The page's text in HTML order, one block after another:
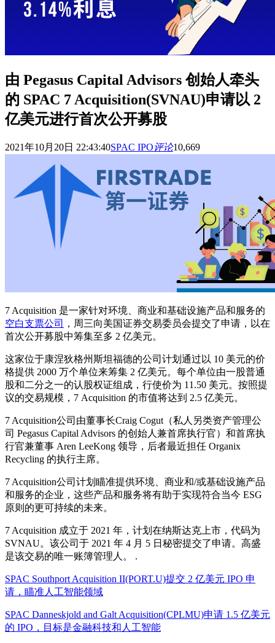
由 Pegasus Capital Advisors 创始人牵头
的 SPAC 7 Acquisition(SVNAU)申请以 2
亿美元进行首次公开募股
2021年10月20日 22:43:40SPAC IPO评论10,669
7 Acquisition 是一家针对环境、商业和基础设施产品和服务的
空白支票公司
，周三向美国证券交易委员会提交了申请，以在
首次公开募股中筹集至多 2 亿美元。
这家位于康涅狄格州斯坦福德的公司计划通过以 10 美元的价
格提供 2000 万个单位来筹集 2 亿美元。每个单位由一股普通
股和二分之一的认股权证组成，行使价为 11.50 美元。按照提
议的交易规模，7 Acquisition 的市值将达到 2.5 亿美元。
7 Acquisition公司由董事长Craig Cogut（私人另类资产管理公
司 Pegasus Capital Advisors 的创始人兼首席执行官）和首席执
行官兼董事 Aren LeeKong 领导，后者最近担任 Organix
Recycling 的执行主席。
7 Acquisition公司计划瞄准提供环境、商业和/或基础设施产品
和服务的企业，这些产品和服务将有助于实现符合当今 ESG
原则的更可持续的未来。
7 Acquisition 成立于 2021 年，计划在纳斯达克上市，代码为
SVNAU。该公司于 2021 年 4 月 5 日秘密提交了申请。高盛
是该交易的唯一账簿管理人。 .
SPAC Southport Acquisition II(PORT.U)提交 2 亿美元 IPO 申
请，瞄准人工智能领域
SPAC Danneskjold and Galt Acquisition(CPLMU)申请 1.5 亿美元
的 IPO，目标是金融科技和人工智能